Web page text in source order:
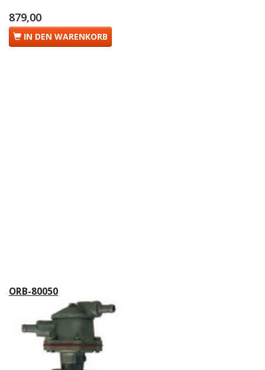
879,00
IN DEN WARENKORB
ORB-80050